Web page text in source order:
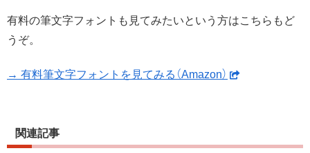
有料の筆文字フォントも見てみたいという方はこちらもど
うぞ。
→ 有料筆文字フォントを見てみる（Amazon）
関連記事